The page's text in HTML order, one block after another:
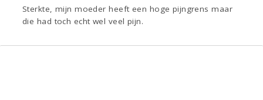
Sterkte, mijn moeder heeft een hoge pijngrens maar
die had toch echt wel veel pijn.